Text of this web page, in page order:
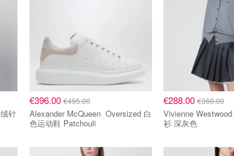
€396.00€495.00
Alexander McQueen Oversized 白
色运动鞋 Patchouli
€288.00 €360.00
Vivienne Westwood Bea 棉羊绒开
衫 深灰色